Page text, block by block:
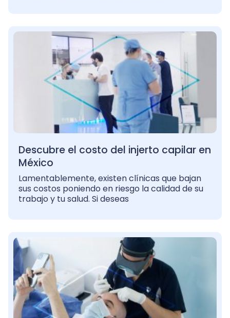
Descubre el costo del injerto capilar en
México
Lamentablemente, existen clínicas que bajan
sus costos poniendo en riesgo la calidad de su
trabajo y tu salud. Si deseas